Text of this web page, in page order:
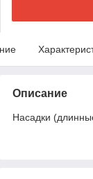
Описание
Насадки